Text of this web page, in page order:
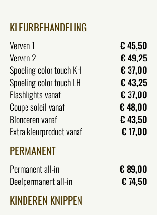
KLEURBEHANDELING
Verven 1
Verven 2
Spoeling color touch KH
Spoeling color touch LH
Flashlights vanaf
Coupe soleil vanaf
Blonderen vanaf
Extra kleurproduct vanaf
€ 45,50
€ 49,25
€ 37,00
€ 43,25
€ 37,00
€ 48,00
€ 43,50
€ 17,00
PERMANENT
Permanent all-in
Deelpermanent all-in
€ 89,00
€ 74,50
KINDEREN KNIPPEN